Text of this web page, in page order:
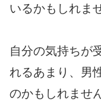
いるかもしれま
自分の気持ちが
れるあまり、男
のかもしれませ